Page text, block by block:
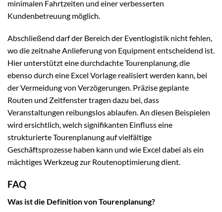
minimalen Fahrtzeiten und einer verbesserten
Kundenbetreuung möglich.
Abschließend darf der Bereich der Eventlogistik nicht fehlen,
wo die zeitnahe Anlieferung von Equipment entscheidend ist.
Hier unterstützt eine durchdachte Tourenplanung, die
ebenso durch eine Excel Vorlage realisiert werden kann, bei
der Vermeidung von Verzögerungen. Präzise geplante
Routen und Zeitfenster tragen dazu bei, dass
Veranstaltungen reibungslos ablaufen. An diesen Beispielen
wird ersichtlich, welch signifikanten Einfluss eine
strukturierte Tourenplanung auf vielfältige
Geschäftsprozesse haben kann und wie Excel dabei als ein
mächtiges Werkzeug zur Routenoptimierung dient.
FAQ
Was ist die Definition von Tourenplanung?